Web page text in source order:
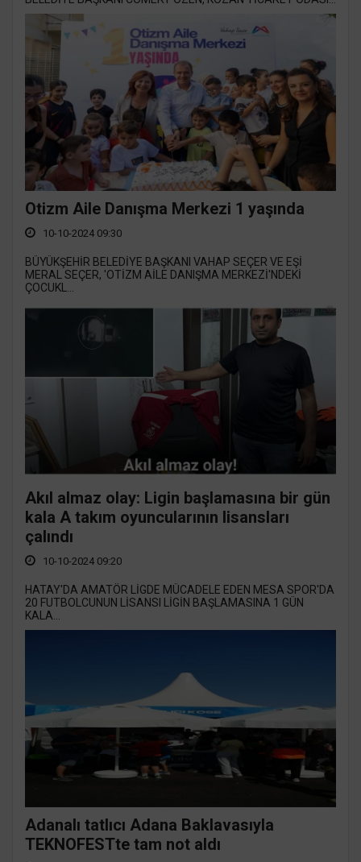
Otizm Aile Danışma Merkezi 1 yaşında
10-10-2024 09:30
BÜYÜKŞEHİR BELEDİYE BAŞKANI VAHAP SEÇER VE EŞİ
MERAL SEÇER, 'OTİZM AİLE DANIŞMA MERKEZİ'NDEKİ
ÇOCUKL...
Akıl almaz olay: Ligin başlamasına bir gün
kala A takım oyuncularının lisansları
çalındı
10-10-2024 09:20
HATAY'DA AMATÖR LİGDE MÜCADELE EDEN MESA SPOR'DA
20 FUTBOLCUNUN LİSANSI LİGİN BAŞLAMASINA 1 GÜN
KALA...
Adanalı tatlıcı Adana Baklavasıyla
TEKNOFESTte tam not aldı